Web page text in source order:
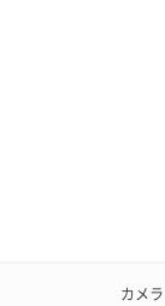
カメ